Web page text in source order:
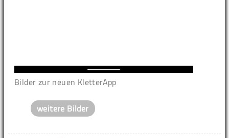
Bilder zur neuen KletterApp
weitere Bilder